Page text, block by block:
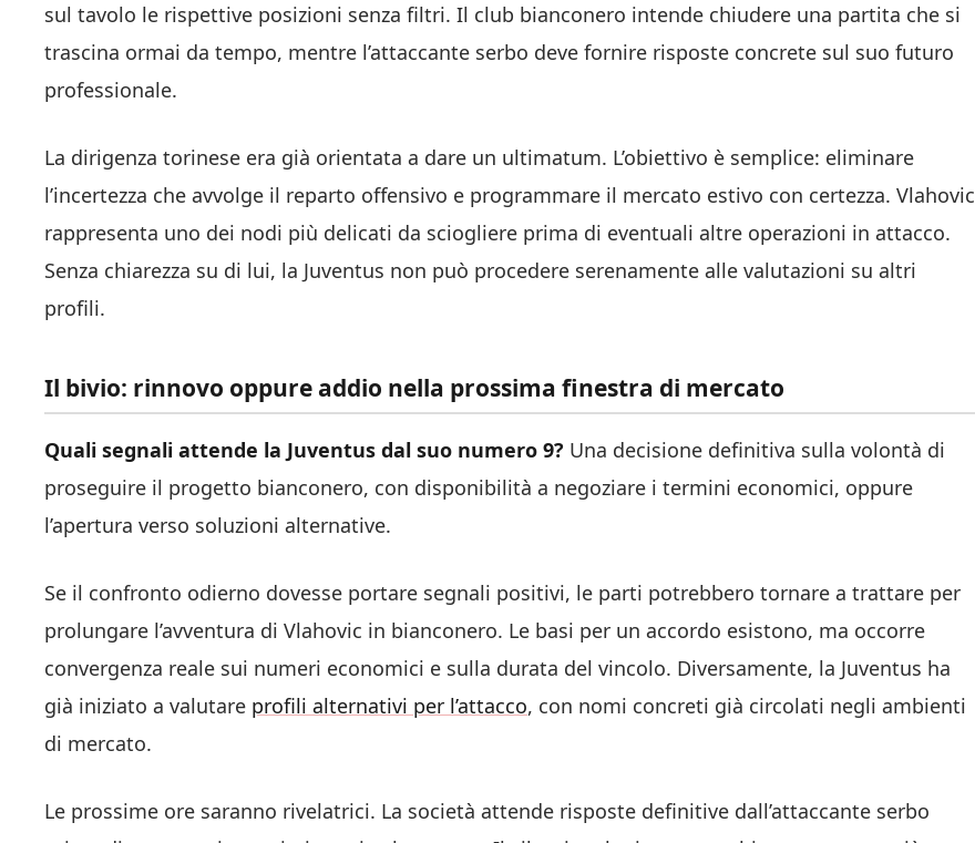
sul tavolo le rispettive posizioni senza filtri. Il club bianconero intende chiudere una partita che si
trascina ormai da tempo, mentre l’attaccante serbo deve fornire risposte concrete sul suo futuro
professionale.
La dirigenza torinese era già orientata a dare un ultimatum. L’obiettivo è semplice: eliminare
l’incertezza che avvolge il reparto offensivo e programmare il mercato estivo con certezza. Vlahovic
rappresenta uno dei nodi più delicati da sciogliere prima di eventuali altre operazioni in attacco.
Senza chiarezza su di lui, la Juventus non può procedere serenamente alle valutazioni su altri
profili.
Il bivio: rinnovo oppure addio nella prossima finestra di mercato
Quali segnali attende la Juventus dal suo numero 9? Una decisione definitiva sulla volontà di
proseguire il progetto bianconero, con disponibilità a negoziare i termini economici, oppure
l’apertura verso soluzioni alternative.
Se il confronto odierno dovesse portare segnali positivi, le parti potrebbero tornare a trattare per
prolungare l’avventura di Vlahovic in bianconero. Le basi per un accordo esistono, ma occorre
convergenza reale sui numeri economici e sulla durata del vincolo. Diversamente, la Juventus ha
già iniziato a valutare profili alternativi per l’attacco, con nomi concreti già circolati negli ambienti
di mercato.
Le prossime ore saranno rivelatrici. La società attende risposte definitive dall’attaccante serbo